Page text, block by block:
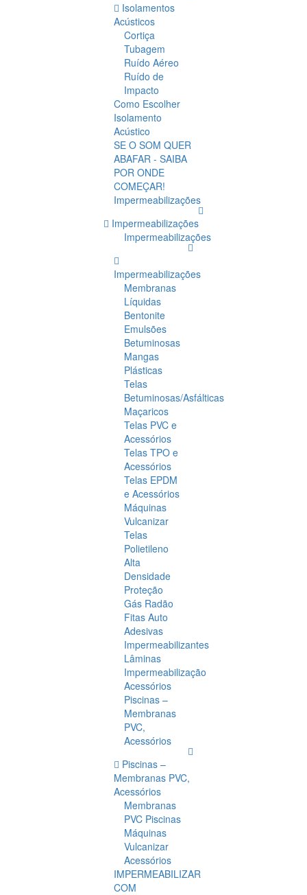
Isolamentos
Acústicos
Cortiça
Tubagem
Ruído Aéreo
Ruído de
Impacto
Como Escolher
Isolamento
Acústico
SE O SOM QUER
ABAFAR - SAIBA
POR ONDE
COMEÇAR!
Impermeabilizações
Impermeabilizações
Impermeabilizações
Impermeabilizações
Membranas
Líquidas
Bentonite
Emulsões
Betuminosas
Mangas
Plásticas
Telas
Betuminosas/Asfálticas
Maçaricos
Telas PVC e
Acessórios
Telas TPO e
Acessórios
Telas EPDM
e Acessórios
Máquinas
Vulcanizar
Telas
Polietileno
Alta
Densidade
Proteção
Gás Radão
Fitas Auto
Adesivas
Impermeabilizantes
Lâminas
Impermeabilização
Acessórios
Piscinas –
Membranas
PVC,
Acessórios
Piscinas –
Membranas PVC,
Acessórios
Membranas
PVC Piscinas
Máquinas
Vulcanizar
Acessórios
IMPERMEABILIZAR
COM